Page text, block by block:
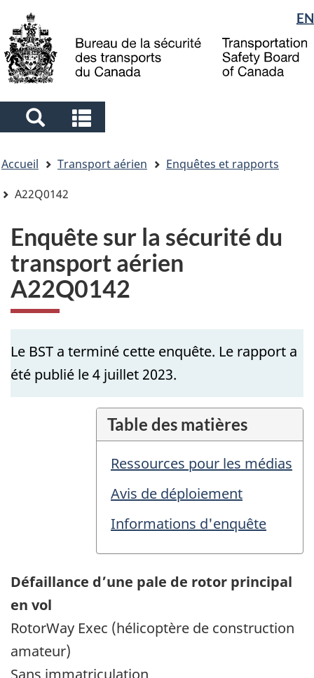
to
main
to
"About
government"
à
la
Sélection
de
la
langue
EN
Search
and
menus
and
menus
êtes
ici
Accueil Transport aérien
Enquêtes et rapports
A22Q0142
Enquête sur la sécurité du
transport aérien
A22Q0142
Le BST a terminé cette enquête. Le rapport a
été publié le 4 juillet 2023.
Table des matières
Ressources pour les médias
Avis de déploiement
Informations d'enquête
Défaillance d’une pale de rotor principal
en vol
RotorWay Exec (hélicoptère de construction
amateur)